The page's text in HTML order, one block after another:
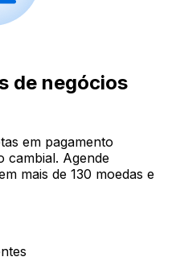
de negócios
em pagamento
cambial. Agende
mais de 130 moedas e